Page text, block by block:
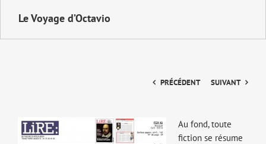
Le Voyage d’Octavio
PRÉCÉDENT SUIVANT
Voir
l'image
Au fond, toute
fiction se résume